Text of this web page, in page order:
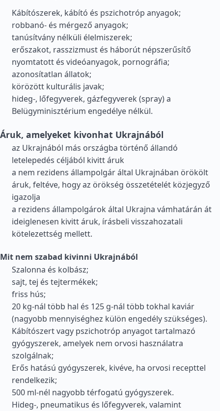
Kábítószerek, kábító és pszichotróp anyagok;
robbanó- és mérgező anyagok;
tanúsítvány nélküli élelmiszerek;
erőszakot, rasszizmust és háborút népszerűsítő
nyomtatott és videóanyagok, pornográfia;
azonosítatlan állatok;
körözött kulturális javak;
hideg-, lőfegyverek, gázfegyverek (spray) a
Belügyminisztérium engedélye nélkül.
Áruk, amelyeket kivonhat Ukrajnából
az Ukrajnából más országba történő állandó
letelepedés céljából kivitt áruk
a nem rezidens állampolgár által Ukrajnában örökölt
áruk, feltéve, hogy az örökség összetételét közjegyző
igazolja
a rezidens állampolgárok által Ukrajna vámhatárán át
ideiglenesen kivitt áruk, írásbeli visszahozatali
kötelezettség mellett.
Mit nem szabad kivinni Ukrajnából
Szalonna és kolbász;
sajt, tej és tejtermékek;
friss hús;
20 kg-nál több hal és 125 g-nál több tokhal kaviár
(nagyobb mennyiséghez külön engedély szükséges).
Kábítószert vagy pszichotróp anyagot tartalmazó
gyógyszerek, amelyek nem orvosi használatra
szolgálnak;
Erős hatású gyógyszerek, kivéve, ha orvosi recepttel
rendelkezik;
500 ml-nél nagyobb térfogatú gyógyszerek.
Hideg-, pneumatikus és lőfegyverek, valamint